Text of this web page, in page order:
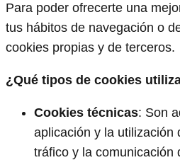
Para poder ofrecerte una
tus hábitos de navegación o
cookies propias y de terceros.
¿Qué tipos de cookies
Cookies técnicas: Son
aplicación y la utilización
tráfico y la comunicación